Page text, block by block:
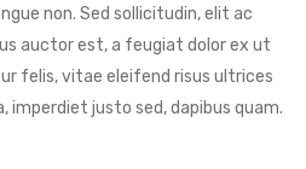
non. Sed sollicitudin, elit ac
auctor est, a feugiat dolor ex ut
felis, vitae eleifend risus ultrices
imperdiet justo sed, dapibus quam.